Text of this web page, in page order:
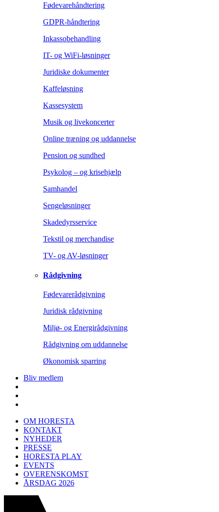
Fødevarehåndtering
GDPR-håndtering
Inkassobehandling
IT- og WiFi-løsninger
Juridiske dokumenter
Kaffeløsning
Kassesystem
Musik og livekoncerter
Online træning og uddannelse
Pension og sundhed
Psykolog – og krisehjælp
Samhandel
Sengeløsninger
Skadedyrsservice
Tekstil og merchandise
TV- og AV-løsninger
Rådgivning
Fødevarerådgivning
Juridisk rådgivning
Miljø- og Energirådgivning
Rådgivning om uddannelse
Økonomisk sparring
Bliv medlem
OM HORESTA
KONTAKT
NYHEDER
PRESSE
HORESTA PLAY
EVENTS
OVERENSKOMST
ÅRSDAG 2026